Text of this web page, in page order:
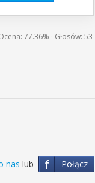
77.36% · Głosów: 53
f Połącz
nas lub